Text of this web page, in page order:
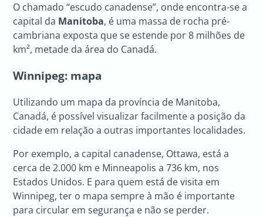
O chamado “escudo canadense”, onde encontra-se a
capital da Manitoba, é uma massa de rocha pré-
cambriana exposta que se estende por 8 milhões de
km², metade da área do Canadá.
Winnipeg: mapa
Utilizando um mapa da província de Manitoba,
Canadá, é possível visualizar facilmente a posição da
cidade em relação a outras importantes localidades.
Por exemplo, a capital canadense, Ottawa, está a
cerca de 2.000 km e Minneapolis a 736 km, nos
Estados Unidos. E para quem está de visita em
Winnipeg, ter o mapa sempre à mão é importante
para circular em segurança e não se perder.